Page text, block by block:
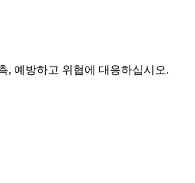
, 예방하고 위협에 대응하십시오.